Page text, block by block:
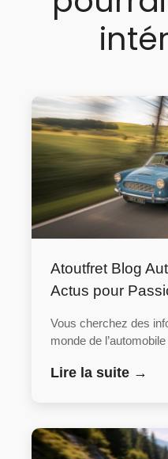
Atoutfret Blog
Actus pour
Vous cherchez des
monde de
Lire la suite →